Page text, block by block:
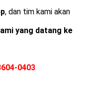
, dan tim kami akan
yang datang ke
0403